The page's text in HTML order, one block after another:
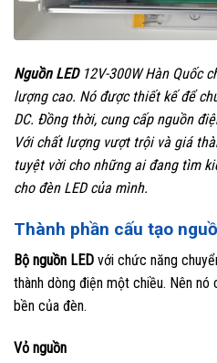
Nguồn LED 12V-300W Hàn Quốc
lượng cao. Nó được thiết kế để
DC. Đồng thời, cung cấp nguồn
Với chất lượng vượt trội và giá
tuyệt vời cho những ai đang tìm
cho đèn LED của mình.
Thành phần cấu tạo
Bộ nguồn LED với chức năng
thành dòng điện một chiều. Nên
bền của đèn.
Vỏ nguồn